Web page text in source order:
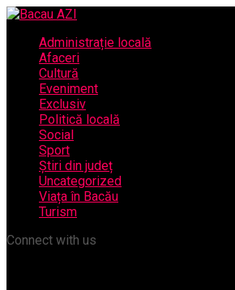
Administrație locală
Afaceri
Cultură
Eveniment
Exclusiv
Politică locală
Social
Sport
Știri din județ
Uncategorized
Viața în Bacău
Turism
Connect with us